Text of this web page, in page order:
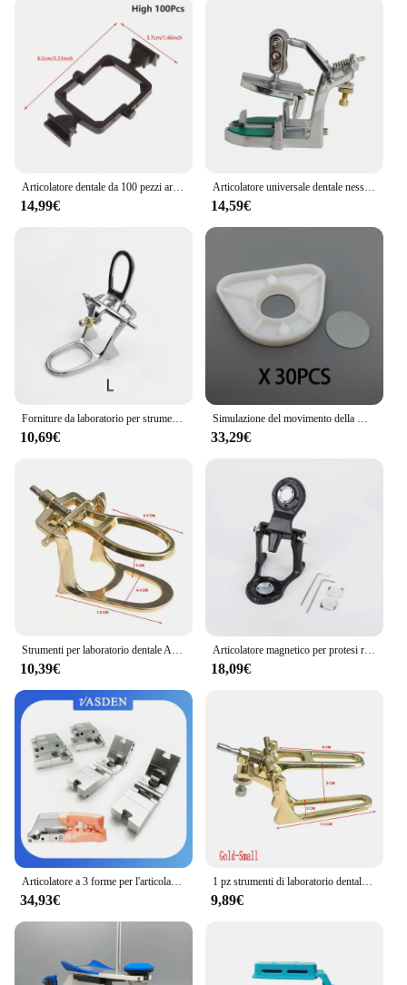
Articolatore dentale da 100 pezzi articolatore monouso in plastica telaio a ganascia in Nylon nero collo alto articolatore a collo basso
14,99€
Articolatore universale dentale nessun cerotto necessario tecnico coreano Jaw Frame attrezzature da laboratorio forniture per strumenti di odontoiatria
14,59€
Forniture da laboratorio per strumenti di odontoiatria per articolatore dentale semplice in lega di zinco L M S per tecnico dentale
10,69€
Simulazione del movimento della mascella articolatore artex bn mini size articolatore preciso laboratorio odontotecnico
33,29€
Strumenti per laboratorio dentale Articolatore per denti per protesi Attrezzatura regolabile Articolatore per laboratorio dentale Prodotto per laboratorio odontoiatrico
10,39€
Articolatore magnetico per protesi regolabile articolatore di alta qualità per il montaggio di modelli dentali prefusi attrezzature per laboratori odontotecnici
18,09€
34,93€
1 pz strumenti di laboratorio dentale attrezzatura regolabile protesi denti articolatore laboratorio dentale articolatore laboratorio dentale prodotto
9,89€